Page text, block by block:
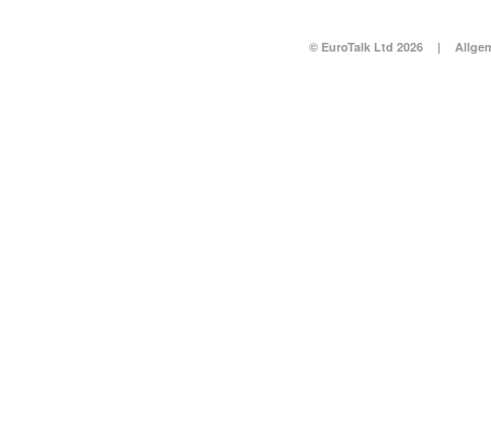
© EuroTalk Ltd 2026 |